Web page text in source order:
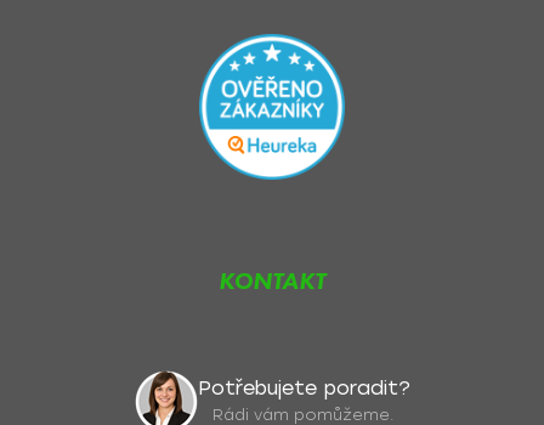
KONTAKT
Potřebujete poradit?
Rádi vám pomůžeme.